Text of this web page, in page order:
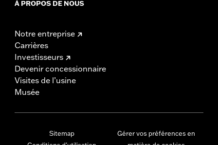
À PROPOS DE NOUS
Notre entreprise
Carrières
Investisseurs
Devenir concessionnaire
Visites de l’usine
Musée
Sitemap
Gérer vos préférences en